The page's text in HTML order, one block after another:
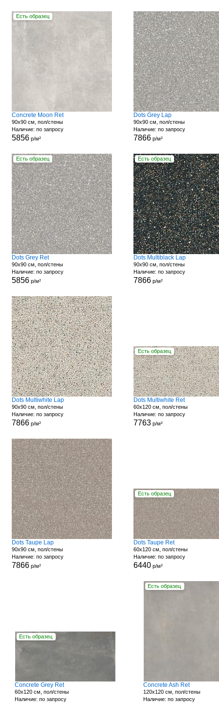
Есть образец
Concrete Moon Ret
90x90 см, пол/стены
Наличие: по запросу
5856р/м²
Dots Grey Lap
90x90 см, пол/стены
Наличие: по запросу
7866р/м²
Есть образец
Dots Grey Ret
90x90 см, пол/стены
Наличие: по запросу
5856р/м²
Есть образец
Dots Multiblack Lap
90x90 см, пол/стены
Наличие: по запросу
7866р/м²
Dots Multiwhite Lap
90x90 см, пол/стены
Наличие: по запросу
7866р/м²
Есть образец
Dots Multiwhite Ret
60x120 см, пол/стены
Наличие: по запросу
7763р/м²
Dots Taupe Lap
90x90 см, пол/стены
Наличие: по запросу
7866р/м²
Есть образец
Dots Taupe Ret
60x120 см, пол/стены
Наличие: по запросу
6440р/м²
Есть образец
Concrete Grey Ret
60x120 см, пол/стены
Наличие: по запросу
Есть образец
Concrete Ash Ret
120x120 см, пол/стены
Наличие: по запросу